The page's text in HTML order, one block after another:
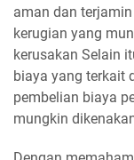
aman dan
kerugian yang
kerusakan Selain
biaya yang terkait
pembelian biaya
mungkin